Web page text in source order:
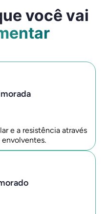
você vai
e a resistência através